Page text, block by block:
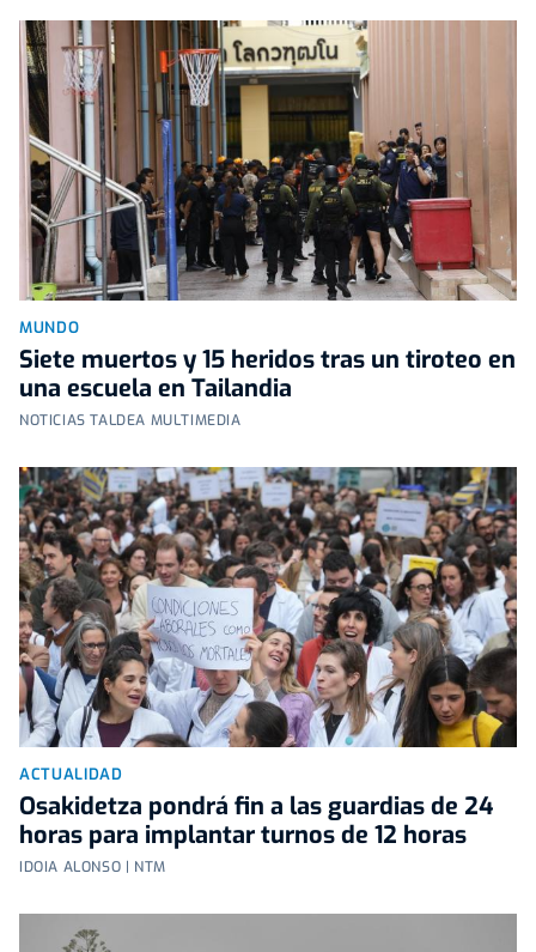
MUNDO
Siete muertos y 15 heridos tras un tiroteo en
una escuela en Tailandia
NOTICIAS TALDEA MULTIMEDIA
ACTUALIDAD
Osakidetza pondrá fin a las guardias de 24
horas para implantar turnos de 12 horas
IDOIA ALONSO | NTM